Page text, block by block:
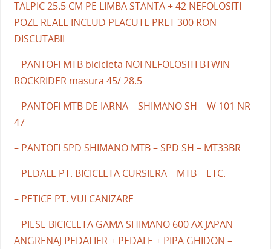
TALPIC 25.5 CM PE LIMBA STANTA + 42 NEFOLOSITI
POZE REALE INCLUD PLACUTE PRET 300 RON
DISCUTABIL
– PANTOFI MTB bicicleta NOI NEFOLOSITI BTWIN
ROCKRIDER masura 45/ 28.5
– PANTOFI MTB DE IARNA – SHIMANO SH – W 101 NR
47
– PANTOFI SPD SHIMANO MTB – SPD SH – MT33BR
– PEDALE PT. BICICLETA CURSIERA – MTB – ETC.
– PETICE PT. VULCANIZARE
– PIESE BICICLETA GAMA SHIMANO 600 AX JAPAN –
ANGRENAJ PEDALIER + PEDALE + PIPA GHIDON –